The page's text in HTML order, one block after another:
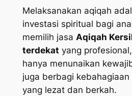
Melaksanakan aqiqah
investasi spiritual bagi
memilih jasa Aqiqah
terdekat yang
hanya menunaikan
juga berbagi
yang lezat dan berkah.